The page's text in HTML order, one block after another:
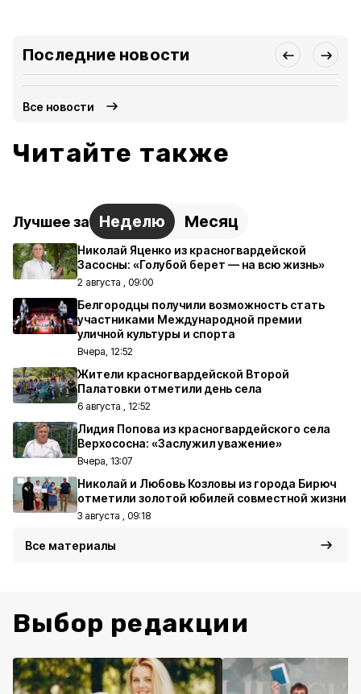
Последние новости
Все новости
Читайте также
Лучшее за Неделю Месяц
Николай Яценко из красногвардейской
Засосны: «Голубой берет — на всю жизнь»
2 августа , 09:00
Белгородцы получили возможность стать
участниками Международной премии
уличной культуры и спорта
Вчера, 12:52
Жители красногвардейской Второй
Палатовки отметили день села
6 августа , 12:52
Лидия Попова из красногвардейского села
Верхососна: «Заслужил уважение»
Вчера, 13:07
Николай и Любовь Козловы из города Бирюч
отметили золотой юбилей совместной жизни
3 августа , 09:18
Все материалы
Выбор редакции